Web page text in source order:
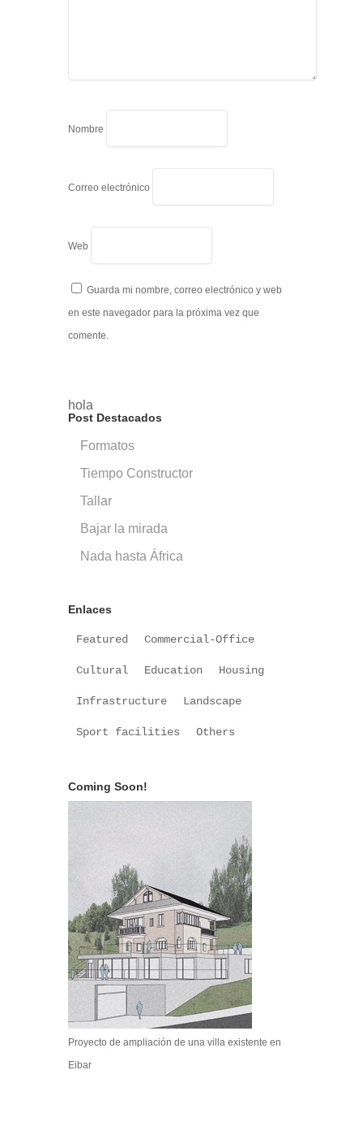
Nombre
Correo electrónico
Web
Guarda mi nombre, correo electrónico y web
en este navegador para la próxima vez que
comente.
hola
Post Destacados
Formatos
Tiempo Constructor
Tallar
Bajar la mirada
Nada hasta África
Enlaces
Featured Commercial-Office
Cultural Education Housing
Infrastructure Landscape
Sport facilities Others
Coming Soon!
Proyecto de ampliación de una villa existente en
Eibar